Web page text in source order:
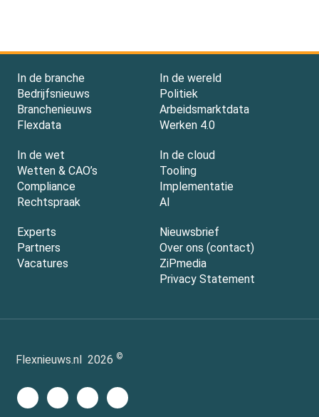
In de branche
Bedrijfsnieuws
Branchenieuws
Flexdata
In de wereld
Politiek
Arbeidsmarktdata
Werken 4.0
In de wet
Wetten & CAO’s
Compliance
Rechtspraak
In de cloud
Tooling
Implementatie
AI
Experts
Partners
Vacatures
Nieuwsbrief
Over ons (contact)
ZiPmedia
Privacy Statement
Flexnieuws.nl 2026 ©